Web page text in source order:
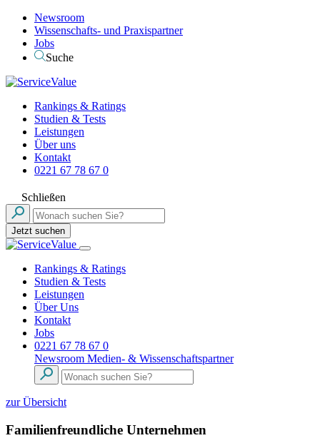
Newsroom
Wissenschafts- und Praxispartner
Jobs
Suche
Rankings & Ratings
Studien & Tests
Leistungen
Über uns
Kontakt
0221 67 78 67 0
Schließen
Jetzt suchen
Rankings & Ratings
Studien & Tests
Leistungen
Über Uns
Kontakt
Jobs
0221 67 78 67 0
Newsroom Medien- & Wissenschaftspartner
zur Übersicht
Familienfreundliche Unternehmen